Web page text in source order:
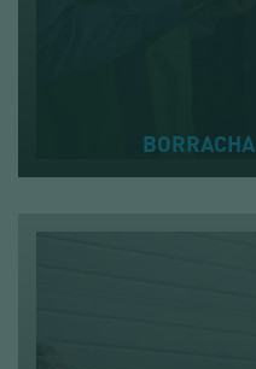
BORRACHA